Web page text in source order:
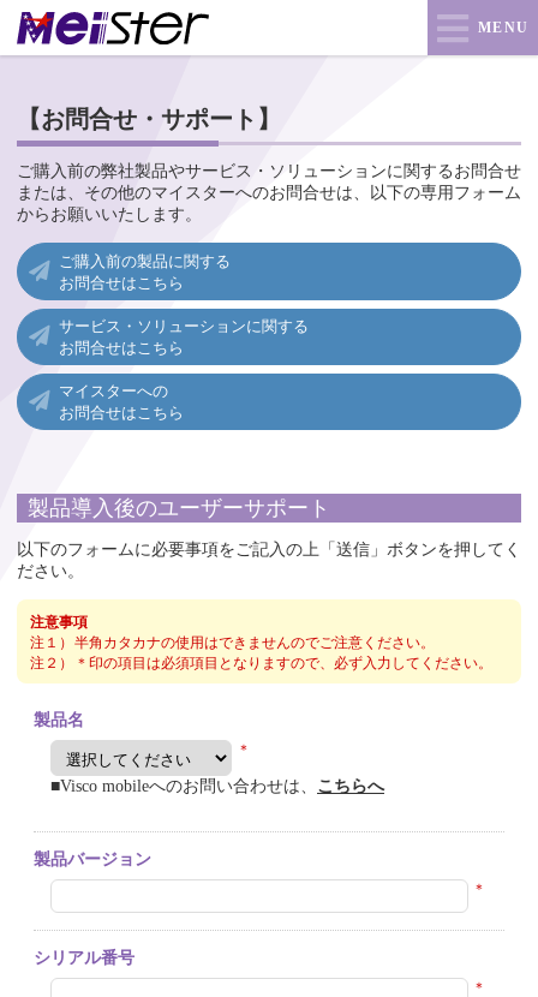
MENU
【お問合せ・サポート】
ご購入前の弊社製品やサービス・ソリューションに関するお問合せ
または、その他のマイスターへのお問合せは、以下の専用フォーム
からお願いいたします。
ご購入前の製品に関する
お問合せはこちら
サービス・ソリューションに関する
お問合せはこちら
マイスターへの
お問合せはこちら
製品導入後のユーザーサポート
以下のフォームに必要事項をご記入の上「送信」ボタンを押してく
ださい。
注意事項
注１） 半角カタカナの使用はできませんのでご注意ください。
注２）
＊印の項目は必須項目となりますので、必ず入力してください。
製品名
＊
■Visco mobileへのお問い合わせは、 こちらへ
製品バージョン
＊
シリアル番号
＊